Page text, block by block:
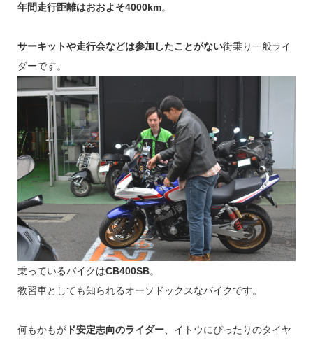
年間走行距離はおおよそ4000km。
サーキットや走行会などは参加したことがない街乗り一般ライ
ダーです。
乗っているバイクはCB400SB。
教習車としても知られるオーソドックスなバイクです。
何もかもがド安定志向のライダー、イトウにぴったりのタイヤ